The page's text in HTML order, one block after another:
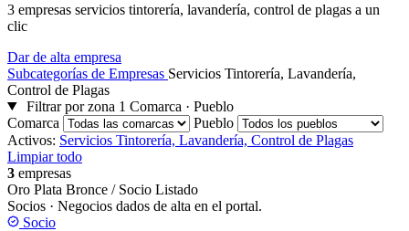
3 empresas servicios tintorería, lavandería, control de plagas a un
clic
Dar de alta empresa
Subcategorías de Empresas Servicios Tintorería, Lavandería,
Control de Plagas
Filtrar por zona 1 Comarca · Pueblo
Comarca
Pueblo
Activos: Servicios Tintorería, Lavandería, Control de Plagas
Limpiar todo
3 empresas
Oro Plata Bronce / Socio Listado
Socios · Negocios dados de alta en el portal.
Socio